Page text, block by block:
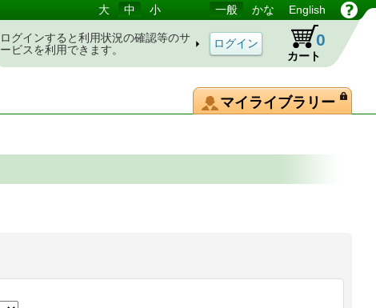
大 中 小 一般 かな English
ログインすると利用状況の確認等のサ
ービスを利用できます。
カート
0
マイライブラリー